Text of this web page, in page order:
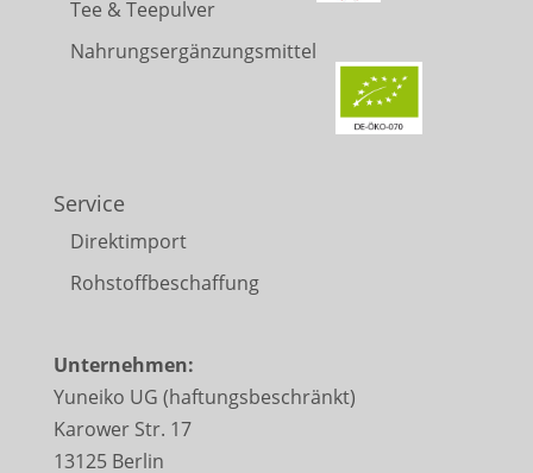
Tee & Teepulver
Nahrungsergänzungsmittel
Service
Direktimport
Rohstoffbeschaffung
Unternehmen:
Yuneiko UG (haftungsbeschränkt)
Karower Str. 17
13125 Berlin